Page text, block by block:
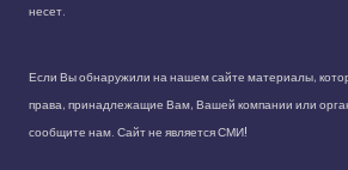
несет.
Если Вы обнаружили на нашем сайте материалы,
права, принадлежащие Вам, Вашей компании или
сообщите нам. Сайт не является СМИ!